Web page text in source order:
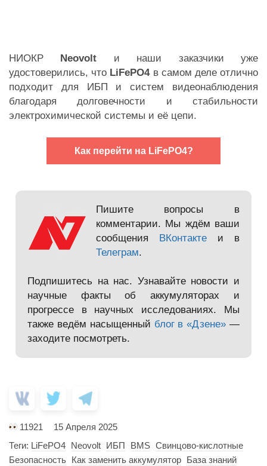
НИОКР Neovolt и наши заказчики уже
удостоверились, что LiFePO4в самом деле отлично
подходит для ИБП и систем видеонаблюдения
благодаря долговечности и стабильности
электрохимической системы и её цепи.
Как перейти на LiFePO4?
Пишите вопросы в
комментарии. Мы ждём ваши
сообщения ВКонтакте и в
Телеграм.
Подпишитесь на нас. Узнавайте новости и
научные факты об аккумуляторах и
прогрессе в научных исследованиях. Мы
также ведём насыщенный блог в «Дзене»—
заходите посмотреть.
11921
15 Апреля 2025
Теги: LiFePO4 Neovolt ИБП BMS Свинцово-кислотные
Безопасность Как заменить аккумулятор База знаний